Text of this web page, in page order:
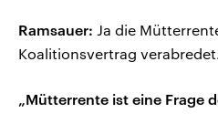
Ramsauer: Ja die
Koalitionsvertrag
„Mütterrente ist eine Frage